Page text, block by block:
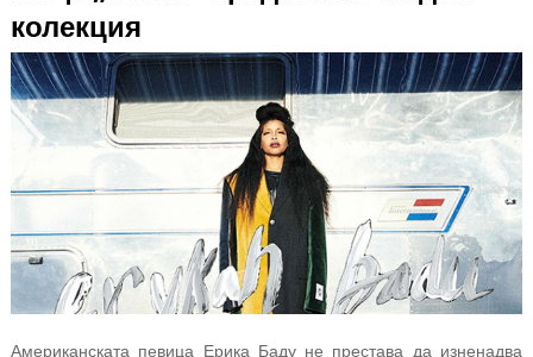
колекция
Американската певица Ерика Баду не престава да изненадва